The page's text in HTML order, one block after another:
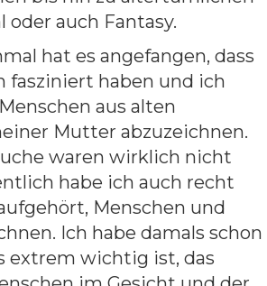
oder auch Fantasy.
hat es angefangen, dass
fasziniert haben und ich
aus alten
Mutter abzuzeichnen.
waren wirklich nicht
habe ich auch recht
Menschen und
Ich habe damals schon
extrem wichtig ist, das